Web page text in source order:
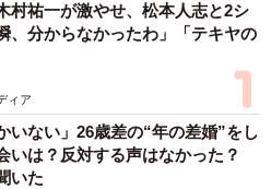
村祐一が激やせ、松本人志と2シ
、分からなかったわ」「テキヤの
ィア
いない」26歳差の“年の差婚”をし
いは？反対する声はなかった？
いた